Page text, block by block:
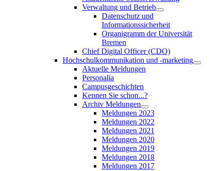
Verwaltung und Betrieb
Datenschutz und
Informationssicherheit
Organigramm der Universität
Bremen
Chief Digital Officer (CDO)
Hochschulkommunikation und -marketing
Aktuelle Meldungen
Personalia
Campusgeschichten
Kennen Sie schon...?
Archiv Meldungen
Meldungen 2023
Meldungen 2022
Meldungen 2021
Meldungen 2020
Meldungen 2019
Meldungen 2018
Meldungen 2017